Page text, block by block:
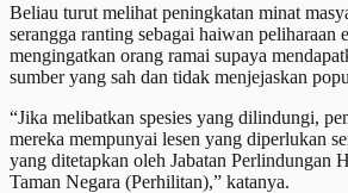
Beliau turut melihat peningkatan minat
serangga ranting sebagai haiwan peliharaan
mengingatkan orang ramai supaya
sumber yang sah dan tidak menjejaskan
“Jika melibatkan spesies yang dilindungi,
mereka mempunyai lesen yang diperlukan
yang ditetapkan oleh Jabatan Perlindungan
Taman Negara (Perhilitan),” katanya.